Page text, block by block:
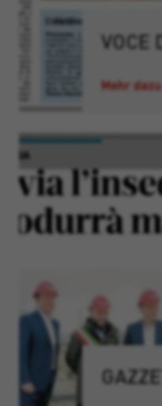
VOCE
Mehr dazu